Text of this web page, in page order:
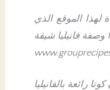
لهذا الموقع الذي
رائعة بالفانيليا